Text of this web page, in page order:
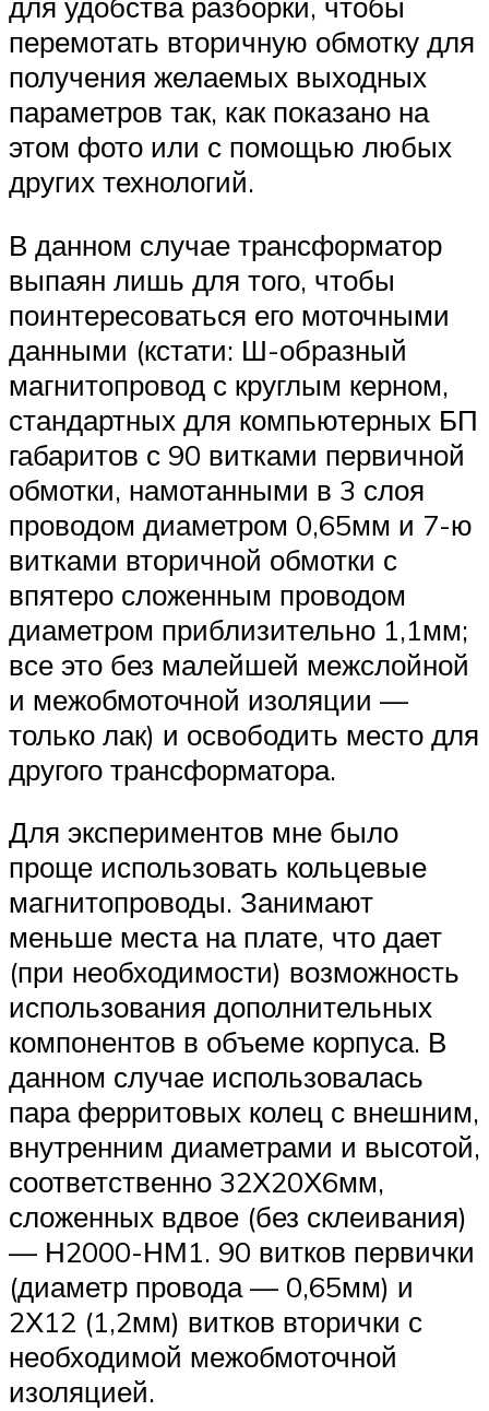
перемотать вторичную обмотку для
получения желаемых выходных
параметров так, как показано на
этом фото или с помощью любых
других технологий.
В данном случае трансформатор
выпаян лишь для того, чтобы
поинтересоваться его моточными
данными (кстати: Ш-образный
магнитопровод с круглым керном,
стандартных для компьютерных БП
габаритов с 90 витками первичной
обмотки, намотанными в 3 слоя
проводом диаметром 0,65мм и 7-ю
витками вторичной обмотки с
впятеро сложенным проводом
диаметром приблизительно 1,1мм;
все это без малейшей межслойной
и межобмоточной изоляции —
только лак) и освободить место для
другого трансформатора.
Для экспериментов мне было
проще использовать кольцевые
магнитопроводы. Занимают
меньше места на плате, что дает
(при необходимости) возможность
использования дополнительных
компонентов в объеме корпуса. В
данном случае использовалась
пара ферритовых колец с внешним,
внутренним диаметрами и высотой,
соответственно 32Х20Х6мм,
сложенных вдвое (без склеивания)
— Н2000-НМ1. 90 витков первички
(диаметр провода — 0,65мм) и
2Х12 (1,2мм) витков вторички с
необходимой межобмоточной
изоляцией.